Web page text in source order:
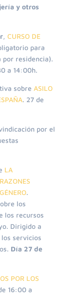
y otros
, CURSO DE
para
por residencia).
a 14:00h.
sobre ASILO
. 27 de
por el
LA
.
los
los recursos
Dirigido a
servicios
Día 27 de
POR LOS
16:00 a